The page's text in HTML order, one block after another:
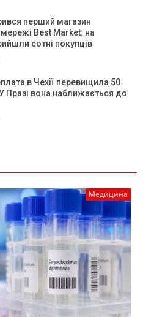
перший магазин
мережі Best Market: на
сотні покупців
в Чехії перевищила 50
Празі вона наближається до
Медицина